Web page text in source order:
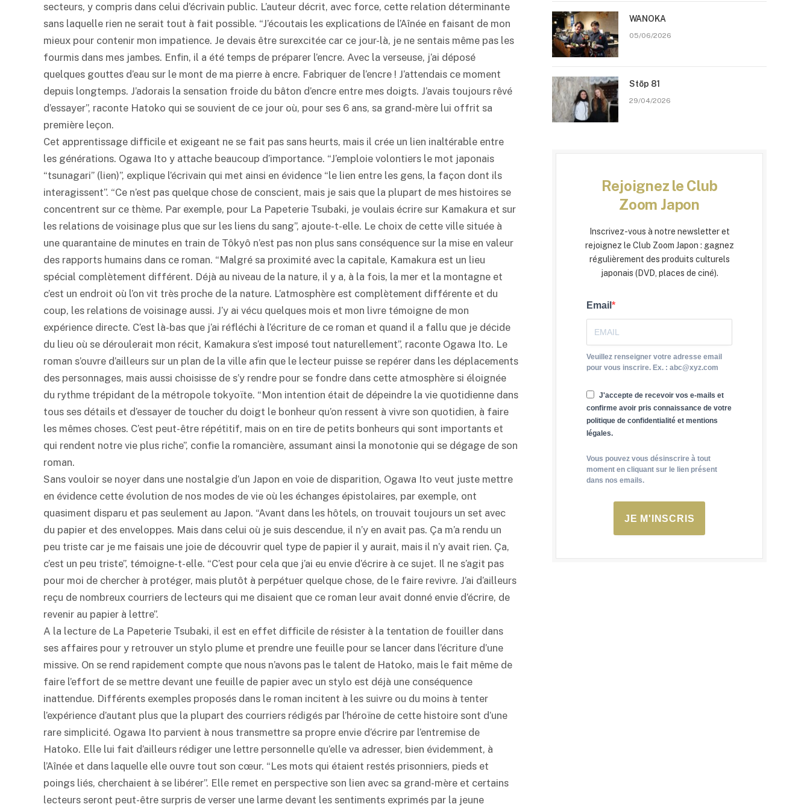
secteurs, y compris dans celui d’écrivain public. L’auteur décrit, avec force, cette relation déterminante
sans laquelle rien ne serait tout à fait possible. “J’écoutais les explications de l’Aînée en faisant de mon
mieux pour contenir mon impatience. Je devais être surexcitée car ce jour-là, je ne sentais même pas les
fourmis dans mes jambes. Enfin, il a été temps de préparer l’encre. Avec la verseuse, j’ai déposé
quelques gouttes d’eau sur le mont de ma pierre à encre. Fabriquer de l’encre ! J’attendais ce moment
depuis longtemps. J’adorais la sensation froide du bâton d’encre entre mes doigts. J’avais toujours rêvé
d’essayer”, raconte Hatoko qui se souvient de ce jour où, pour ses 6 ans, sa grand-mère lui offrit sa
première leçon.
Cet apprentissage difficile et exigeant ne se fait pas sans heurts, mais il crée un lien inaltérable entre
les générations. Ogawa Ito y attache beaucoup d’importance. “J’emploie volontiers le mot japonais
“tsunagari” (lien)”, explique l’écrivain qui met ainsi en évidence “le lien entre les gens, la façon dont ils
interagissent”. “Ce n’est pas quelque chose de conscient, mais je sais que la plupart de mes histoires se
concentrent sur ce thème. Par exemple, pour La Papeterie Tsubaki, je voulais écrire sur Kamakura et sur
les relations de voisinage plus que sur les liens du sang”, ajoute-t-elle. Le choix de cette ville située à
une quarantaine de minutes en train de Tôkyô n’est pas non plus sans conséquence sur la mise en valeur
des rapports humains dans ce roman. “Malgré sa proximité avec la capitale, Kamakura est un lieu
spécial complètement différent. Déjà au niveau de la nature, il y a, à la fois, la mer et la montagne et
c’est un endroit où l’on vit très proche de la nature. L’atmosphère est complètement différente et du
coup, les relations de voisinage aussi. J’y ai vécu quelques mois et mon livre témoigne de mon
expérience directe. C’est là-bas que j’ai réfléchi à l’écriture de ce roman et quand il a fallu que je décide
du lieu où se déroulerait mon récit, Kamakura s’est imposé tout naturellement”, raconte Ogawa Ito. Le
roman s’ouvre d’ailleurs sur un plan de la ville afin que le lecteur puisse se repérer dans les déplacements
des personnages, mais aussi choisisse de s’y rendre pour se fondre dans cette atmosphère si éloignée
du rythme trépidant de la métropole tokyoïte. “Mon intention était de dépeindre la vie quotidienne dans
tous ses détails et d’essayer de toucher du doigt le bonheur qu’on ressent à vivre son quotidien, à faire
les mêmes choses. C’est peut-être répétitif, mais on en tire de petits bonheurs qui sont importants et
qui rendent notre vie plus riche”, confie la romancière, assumant ainsi la monotonie qui se dégage de son
roman.
Sans vouloir se noyer dans une nostalgie d’un Japon en voie de disparition, Ogawa Ito veut juste mettre
en évidence cette évolution de nos modes de vie où les échanges épistolaires, par exemple, ont
quasiment disparu et pas seulement au Japon. “Avant dans les hôtels, on trouvait toujours un set avec
du papier et des enveloppes. Mais dans celui où je suis descendue, il n’y en avait pas. Ça m’a rendu un
peu triste car je me faisais une joie de découvrir quel type de papier il y aurait, mais il n’y avait rien. Ça,
c’est un peu triste”, témoigne-t-elle. “C’est pour cela que j’ai eu envie d’écrire à ce sujet. Il ne s’agit pas
pour moi de chercher à protéger, mais plutôt à perpétuer quelque chose, de le faire revivre. J’ai d’ailleurs
reçu de nombreux courriers de lecteurs qui me disaient que ce roman leur avait donné envie d’écrire, de
revenir au papier à lettre”.
A la lecture de La Papeterie Tsubaki, il est en effet difficile de résister à la tentation de fouiller dans
ses affaires pour y retrouver un stylo plume et prendre une feuille pour se lancer dans l’écriture d’une
missive. On se rend rapidement compte que nous n’avons pas le talent de Hatoko, mais le fait même de
faire l’effort de se mettre devant une feuille de papier avec un stylo est déjà une conséquence
inattendue. Différents exemples proposés dans le roman incitent à les suivre ou du moins à tenter
l’expérience d’autant plus que la plupart des courriers rédigés par l’héroïne de cette histoire sont d’une
rare simplicité. Ogawa Ito parvient à nous transmettre sa propre envie d’écrire par l’entremise de
Hatoko. Elle lui fait d’ailleurs rédiger une lettre personnelle qu’elle va adresser, bien évidemment, à
l’Aînée et dans laquelle elle ouvre tout son cœur. “Les mots qui étaient restés prisonniers, pieds et
poings liés, cherchaient à se libérer”. Elle remet en perspective son lien avec sa grand-mère et certains
lecteurs seront peut-être surpris de verser une larme devant les sentiments exprimés par la jeune
WANOKA
05/06/2026
Stōp 81
29/04/2026
Rejoignez le Club
Zoom Japon
Inscrivez-vous à notre newsletter et
rejoignez le Club Zoom Japon : gagnez
régulièrement des produits culturels
japonais (DVD, places de ciné).
Email
Veuillez renseigner votre adresse email
pour vous inscrire. Ex. : abc@xyz.com
J'accepte de recevoir vos e-mails et
confirme avoir pris connaissance de votre
politique de confidentialité et mentions
légales.
Vous pouvez vous désinscrire à tout
moment en cliquant sur le lien présent
dans nos emails.
JE M'INSCRIS